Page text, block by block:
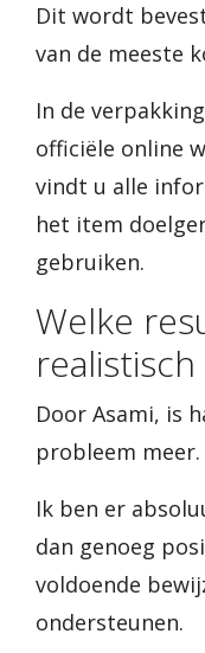
Dit wordt
van de meeste
In de
officiële online
vindt u alle
het item
gebruiken.
Welke
Door Asami, is
probleem meer.
Ik ben er
dan genoeg
voldoende
ondersteunen.